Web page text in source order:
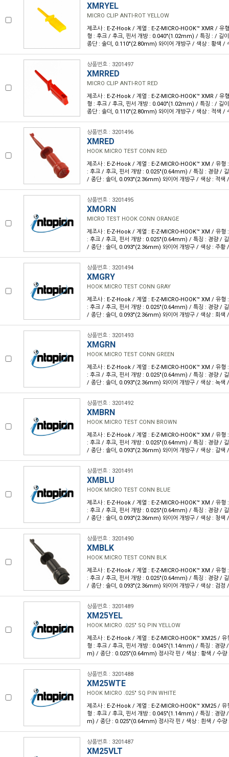
XMRYEL
MICRO CLIP ANTI-ROT YELLOW
제조사 : E-Z-Hook / 계열 : E-Z-MICRO-HOOK™ XMR / 유
형 : 후크 / 후크, 핀서 개방 : 0.040"(1.02mm) / 특징 : / 길
종단 : 솔더, 0.110"(2.80mm) 와이어 개방구 / 색상 : 황색 /
상품번호 : 3201497
XMRRED
MICRO CLIP ANTI-ROT RED
제조사 : E-Z-Hook / 계열 : E-Z-MICRO-HOOK™ XMR / 유
형 : 후크 / 후크, 핀서 개방 : 0.040"(1.02mm) / 특징 : / 길
종단 : 솔더, 0.110"(2.80mm) 와이어 개방구 / 색상 : 적색 /
상품번호 : 3201496
XMRED
HOOK MICRO TEST CONN RED
제조사 : E-Z-Hook / 계열 : E-Z-MICRO-HOOK™ XM / 유형
: 후크 / 후크, 핀서 개방 : 0.025"(0.64mm) / 특징 : 경량 /
/ 종단 : 솔더, 0.093"(2.36mm) 와이어 개방구 / 색상 : 적색
상품번호 : 3201495
XMORN
MICRO TEST HOOK CONN ORANGE
제조사 : E-Z-Hook / 계열 : E-Z-MICRO-HOOK™ XM / 유형
: 후크 / 후크, 핀서 개방 : 0.025"(0.64mm) / 특징 : 경량 /
/ 종단 : 솔더, 0.093"(2.36mm) 와이어 개방구 / 색상 : 주황
상품번호 : 3201494
XMGRY
HOOK MICRO TEST CONN GRAY
제조사 : E-Z-Hook / 계열 : E-Z-MICRO-HOOK™ XM / 유형
: 후크 / 후크, 핀서 개방 : 0.025"(0.64mm) / 특징 : 경량 /
/ 종단 : 솔더, 0.093"(2.36mm) 와이어 개방구 / 색상 : 회색
상품번호 : 3201493
XMGRN
HOOK MICRO TEST CONN GREEN
제조사 : E-Z-Hook / 계열 : E-Z-MICRO-HOOK™ XM / 유형
: 후크 / 후크, 핀서 개방 : 0.025"(0.64mm) / 특징 : 경량 /
/ 종단 : 솔더, 0.093"(2.36mm) 와이어 개방구 / 색상 : 녹색
상품번호 : 3201492
XMBRN
HOOK MICRO TEST CONN BROWN
제조사 : E-Z-Hook / 계열 : E-Z-MICRO-HOOK™ XM / 유형
: 후크 / 후크, 핀서 개방 : 0.025"(0.64mm) / 특징 : 경량 /
/ 종단 : 솔더, 0.093"(2.36mm) 와이어 개방구 / 색상 : 갈색
상품번호 : 3201491
XMBLU
HOOK MICRO TEST CONN BLUE
제조사 : E-Z-Hook / 계열 : E-Z-MICRO-HOOK™ XM / 유형
: 후크 / 후크, 핀서 개방 : 0.025"(0.64mm) / 특징 : 경량 /
/ 종단 : 솔더, 0.093"(2.36mm) 와이어 개방구 / 색상 : 청색
상품번호 : 3201490
XMBLK
HOOK MICRO TEST CONN BLK
제조사 : E-Z-Hook / 계열 : E-Z-MICRO-HOOK™ XM / 유형
: 후크 / 후크, 핀서 개방 : 0.025"(0.64mm) / 특징 : 경량 /
/ 종단 : 솔더, 0.093"(2.36mm) 와이어 개방구 / 색상 : 검정
상품번호 : 3201489
XM25YEL
HOOK MICRO .025" SQ PIN YELLOW
제조사 : E-Z-Hook / 계열 : E-Z-MICRO-HOOK™ XM25 / 유
형 : 후크 / 후크, 핀서 개방 : 0.045"(1.14mm) / 특징 : 경량
m) / 종단 : 0.025"(0.64mm) 정사각 핀 / 색상 : 황색 / 수량
상품번호 : 3201488
XM25WTE
HOOK MICRO .025" SQ PIN WHITE
제조사 : E-Z-Hook / 계열 : E-Z-MICRO-HOOK™ XM25 / 유
형 : 후크 / 후크, 핀서 개방 : 0.045"(1.14mm) / 특징 : 경량
m) / 종단 : 0.025"(0.64mm) 정사각 핀 / 색상 : 흰색 / 수량
상품번호 : 3201487
XM25VLT